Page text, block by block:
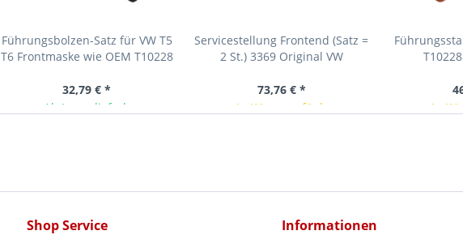
Führungsbolzen-Satz für VW T5
T6 Frontmaske wie OEM T10228
32,79 € *
Ab Lager lieferbar
Servicestellung Frontend (Satz =
2 St.) 3369 Original VW
73,76 € *
In Kürze verfügbar
In
Shop Service Informationen